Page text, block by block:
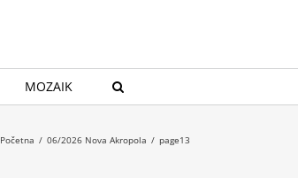
MOZAIK
Početna / 06/2026 Nova Akropola / page13